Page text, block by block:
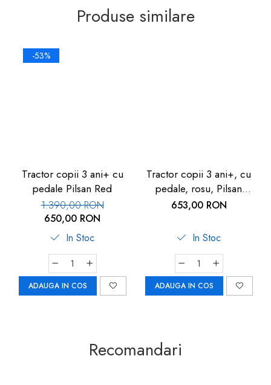
Produse similare
-53%
Tractor copii 3 ani+ cu
pedale Pilsan Red
1.390,00 RON
650,00 RON
In Stoc
ADAUGA IN COS
Tractor copii 3 ani+, cu
pedale, rosu, Pilsan
Active
653,00 RON
In Stoc
ADAUGA IN COS
Recomandari